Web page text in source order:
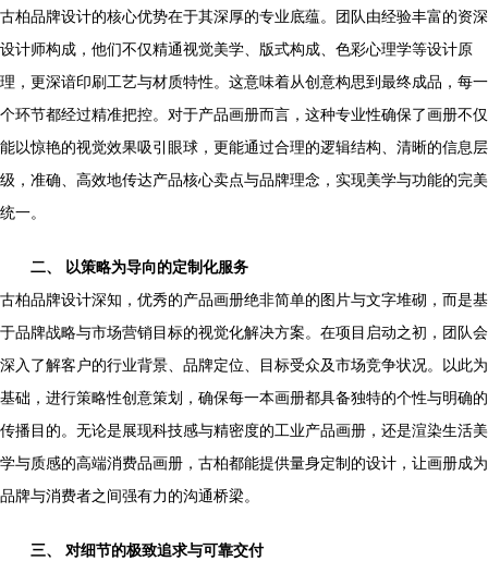
古柏品牌设计的核心优势在于其深厚的专业底蕴。团队由经验丰富的资深
设计师构成，他们不仅精通视觉美学、版式构成、色彩心理学等设计原
理，更深谙印刷工艺与材质特性。这意味着从创意构思到最终成品，每一
个环节都经过精准把控。对于产品画册而言，这种专业性确保了画册不仅
能以惊艳的视觉效果吸引眼球，更能通过合理的逻辑结构、清晰的信息层
级，准确、高效地传达产品核心卖点与品牌理念，实现美学与功能的完美
统一。
二、 以策略为导向的定制化服务
古柏品牌设计深知，优秀的产品画册绝非简单的图片与文字堆砌，而是基
于品牌战略与市场营销目标的视觉化解决方案。在项目启动之初，团队会
深入了解客户的行业背景、品牌定位、目标受众及市场竞争状况。以此为
基础，进行策略性创意策划，确保每一本画册都具备独特的个性与明确的
传播目的。无论是展现科技感与精密度的工业产品画册，还是渲染生活美
学与质感的高端消费品画册，古柏都能提供量身定制的设计，让画册成为
品牌与消费者之间强有力的沟通桥梁。
三、 对细节的极致追求与可靠交付